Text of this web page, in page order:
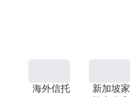
海外信托
新加坡家